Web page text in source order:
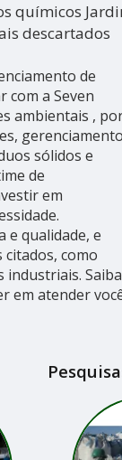
químicos
descartados
de
com a Seven
ambientais ,
gerenciamento
sólidos e
de
em
e qualidade, e
como
industriais. Saiba
em atender